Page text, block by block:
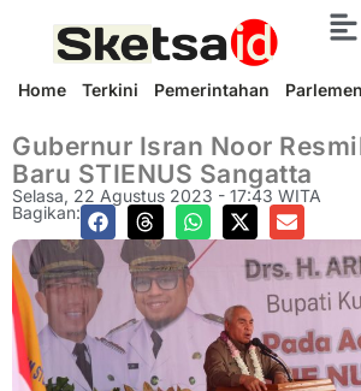
Home Terkini Pemerintahan Parlemen
Gubernur Isran Noor
Baru STIENUS Sangatta
Selasa, 22 Agustus 2023 - 17:43 WITA
Bagikan: